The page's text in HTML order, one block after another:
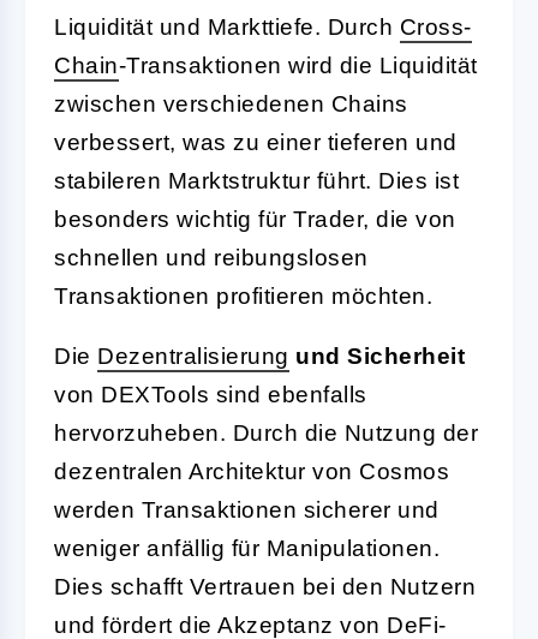
Liquidität und Markttiefe. Durch Cross-
Chain-Transaktionen wird die Liquidität
zwischen verschiedenen Chains
verbessert, was zu einer tieferen und
stabileren Marktstruktur führt. Dies ist
besonders wichtig für Trader, die von
schnellen und reibungslosen
Transaktionen profitieren möchten.
Die Dezentralisierung und Sicherheit
von DEXTools sind ebenfalls
hervorzuheben. Durch die Nutzung der
dezentralen Architektur von Cosmos
werden Transaktionen sicherer und
weniger anfällig für Manipulationen.
Dies schafft Vertrauen bei den Nutzern
und fördert die Akzeptanz von DeFi-